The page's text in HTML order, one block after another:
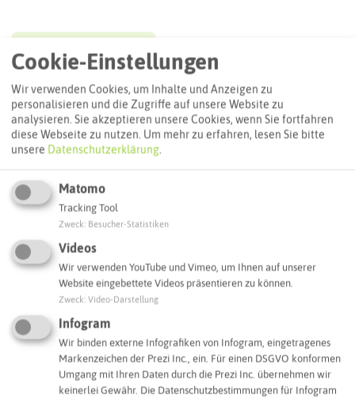
Routenplanung zum Ziel:
ÖPNV-Route finden
Autoroute finden
ATTRAKTIONEN IN DER UMGEBUNG
Was ihr hier noch erleben könnt
RECKLINGHAUSEN
Cookie-Einstellungen
Wir verwenden Cookies, um Inhalte und Anzeigen zu
personalisieren und die Zugriffe auf unsere Website zu
analysieren. Sie akzeptieren unsere Cookies, wenn Sie fortfahren
diese Webseite zu nutzen. Um mehr zu erfahren, lesen Sie bitte
unsere Datenschutzerklärung.
Matomo
Tracking Tool
Zweck Besucher-Statistiken
Videos
Wir verwenden YouTube und Vimeo, um Ihnen auf unserer
Website eingebettete Videos präsentieren zu können.
Zweck Video-Darstellung
Infogram
Wir binden externe Infografiken von Infogram, eingetragenes
Markenzeichen der Prezi Inc., ein. Für einen DSGVO konformen
Umgang mit Ihren Daten durch die Prezi Inc. übernehmen wir
keinerlei Gewähr. Die Datenschutzbestimmungen für Infogram